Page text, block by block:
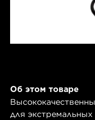
Об этом товаре
для экстремальных